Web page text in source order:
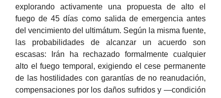
explorando activamente una propuesta de alto el
fuego de 45 días como salida de emergencia antes
del vencimiento del ultimátum. Según la misma fuente,
las probabilidades de alcanzar un acuerdo son
escasas: Irán ha rechazado formalmente cualquier
alto el fuego temporal, exigiendo el cese permanente
de las hostilidades con garantías de no reanudación,
compensaciones por los daños sufridos y —condición